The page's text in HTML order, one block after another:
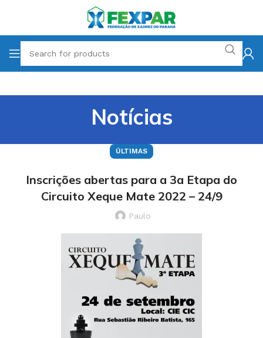
Notícias
ÚLTIMAS
Inscrições abertas para a 3a Etapa do
Circuito Xeque Mate 2022 – 24/9
Paulo